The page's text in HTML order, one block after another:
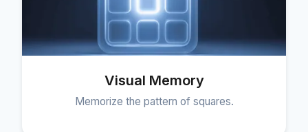
Visual Memory
Memorize the pattern of squares.